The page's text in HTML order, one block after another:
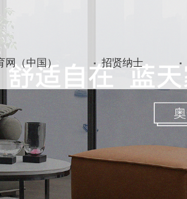
网（中国） 招贤纳士